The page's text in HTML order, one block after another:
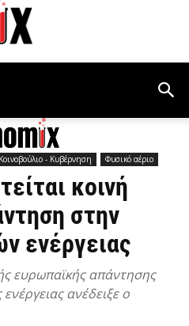
Κοινοβούλιο - Κυβέρνηση Φυσικό αέριο
κοινή
στην
ενέργειας
ευρωπαϊκής απάντησης
ανέδειξε ο